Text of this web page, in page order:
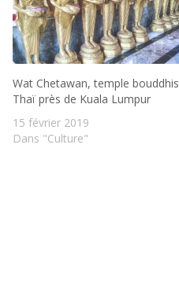
Wat Chetawan, temple
Thaï près de Kuala Lumpur
15 février 2019
Dans "Culture"